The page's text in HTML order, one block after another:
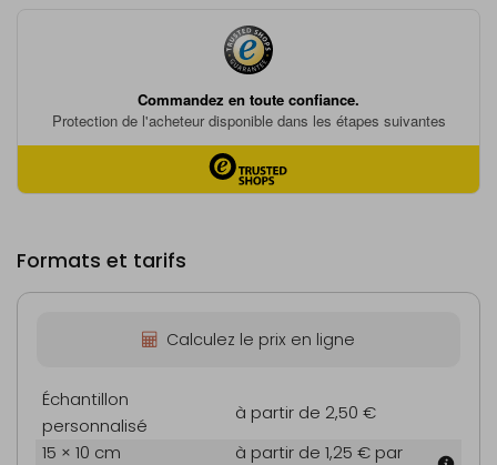
Formats et tarifs
Calculez le prix en ligne
Échantillon
personnalisé
à partir de 2,50 €
15 × 10 cm
à partir de 1,25 € par